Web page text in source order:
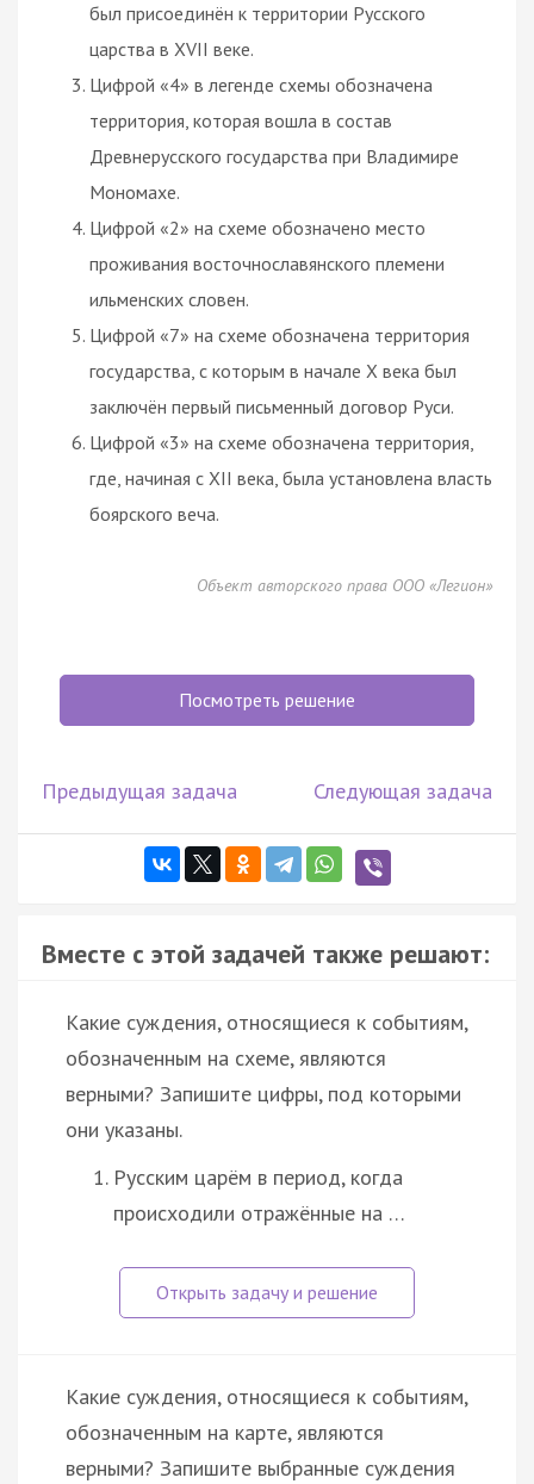
был присоединён к территории Русского
царства в XVII веке.
Цифрой «4» в легенде схемы обозначена
территория, которая вошла в состав
Древнерусского государства при Владимире
Мономахе.
Цифрой «2» на схеме обозначено место
проживания восточнославянского племени
ильменских словен.
Цифрой «7» на схеме обозначена территория
государства, с которым в начале X века был
заключён первый письменный договор Руси.
Цифрой «3» на схеме обозначена территория,
где, начиная с XII века, была установлена власть
боярского веча.
Объект авторского права ООО «Легион»
Посмотреть решение
Предыдущая задача Следующая задача
Вместе с этой задачей также решают:
Какие суждения, относящиеся к событиям,
обозначенным на схеме, являются
верными? Запишите цифры, под которыми
они указаны.
Русским царём в период, когда
происходили отражённые на …
Какие суждения, относящиеся к событиям,
обозначенным на карте, являются
верными? Запишите выбранные суждения